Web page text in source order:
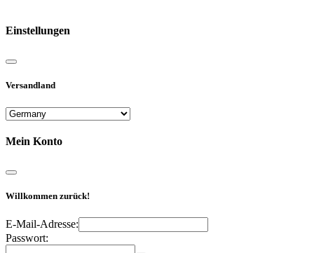
Einstellungen
Versandland
Mein Konto
Willkommen zurück!
E-Mail-Adresse:
Passwort: